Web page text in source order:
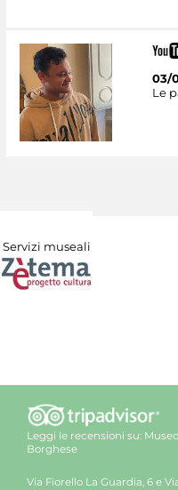
03/
Le
Servizi museali
Leggi le recensioni su:
Borghese
Via Fiorello La Guardia, 6 e